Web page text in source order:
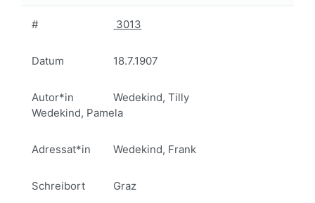
# 3013
Datum 18.7.1907
Autor*in
Wedekind, Tilly
Wedekind, Pamela
Adressat*in Wedekind, Frank
Schreibort Graz